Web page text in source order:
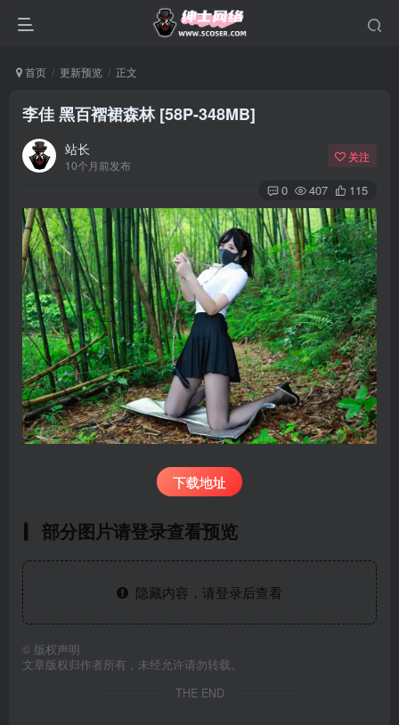
首页 更新预览 正文
李佳 黑百褶裙森林 [58P-348MB]
站长
10个月前发布
关注
0 407 115
下载地址
部分图片请登录查看预览
隐藏内容，请登录后查看
© 版权声明
文章版权归作者所有，未经允许请勿转载。
THE END